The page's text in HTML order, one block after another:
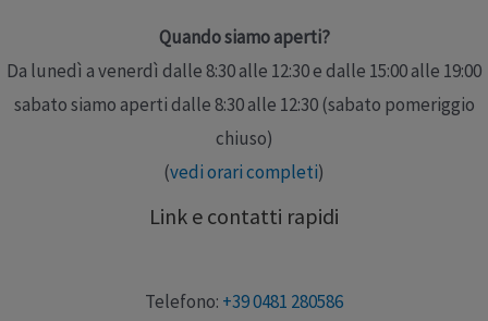
Quando siamo aperti?
Da lunedì a venerdì dalle 8:30 alle 12:30 e dalle 15:00 alle 19:00
sabato siamo aperti dalle 8:30 alle 12:30 (sabato pomeriggio
chiuso)
(vedi orari completi)
Link e contatti rapidi
Telefono: +39 0481 280586